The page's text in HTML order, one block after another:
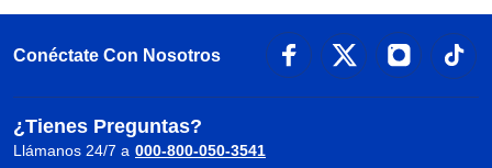
Conéctate Con Nosotros
¿Tienes Preguntas?
Llámanos 24/7 a 000-800-050-3541